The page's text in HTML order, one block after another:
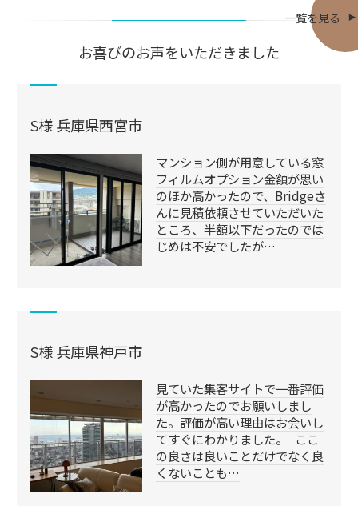
お喜びのお声をいただきました
一覧を見る
S様 兵庫県西宮市
マンション側が用意している窓
フィルムオプション金額が思い
のほか高かったので、Bridgeさ
んに見積依頼させていただいた
ところ、半額以下だったのでは
じめは不安でしたが…
S様 兵庫県神戸市
見ていた集客サイトで一番評価
が高かったのでお願いしまし
た。評価が高い理由はお会いし
てすぐにわかりました。 ここ
の良さは良いことだけでなく良
くないことも…